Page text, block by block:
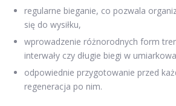
regularne bieganie, co pozwala
się do wysiłku,
wprowadzenie różnorodnych form
interwały czy długie biegi w
odpowiednie przygotowanie przed
regeneracja po nim.